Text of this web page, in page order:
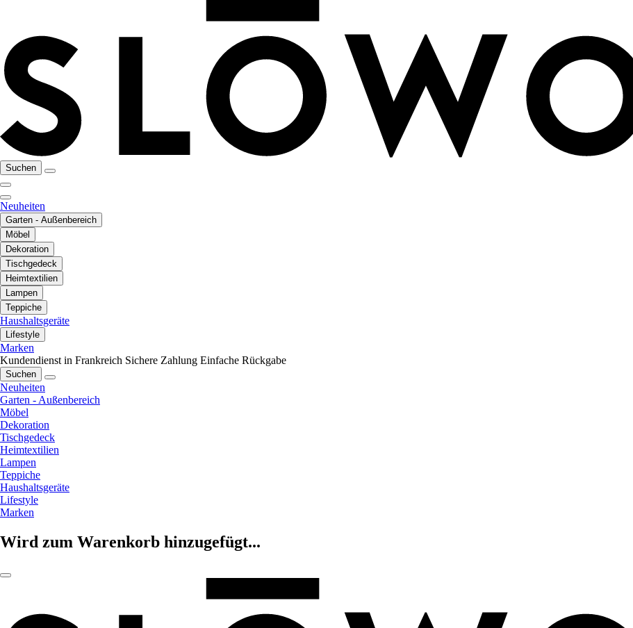
Suchen
Neuheiten
Garten - Außenbereich
Möbel
Dekoration
Tischgedeck
Heimtextilien
Lampen
Teppiche
Haushaltsgeräte
Lifestyle
Marken
Kundendienst in Frankreich Sichere Zahlung Einfache Rückgabe
Suchen
Neuheiten
Garten - Außenbereich
Möbel
Dekoration
Tischgedeck
Heimtextilien
Lampen
Teppiche
Haushaltsgeräte
Lifestyle
Marken
Wird zum Warenkorb hinzugefügt...